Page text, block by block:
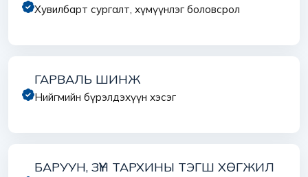
Хувилбарт сургалт, хүмүүнлэг боловсрол
ГАРВАЛЬ ШИНЖ
Нийгмийн бүрэлдэхүүн хэсэг
БАРУУН, ЗҮҮН ТАРХИНЫ ТЭГШ ХӨГЖИЛ